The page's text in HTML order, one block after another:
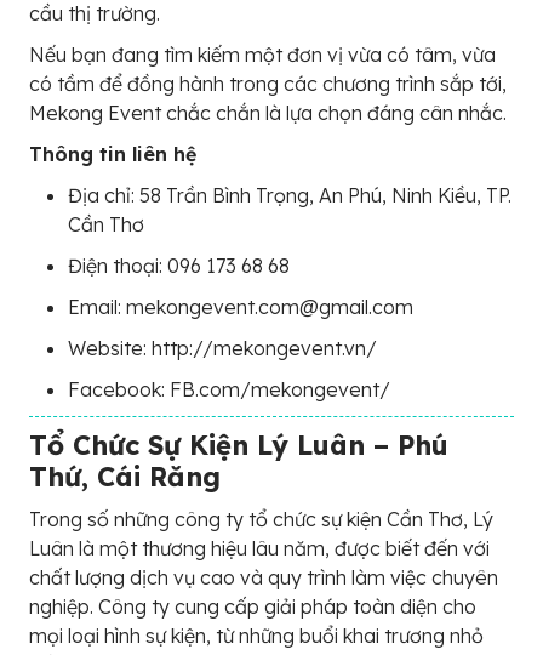
cầu thị trường.
Nếu bạn đang tìm kiếm một đơn vị vừa có tâm, vừa
có tầm để đồng hành trong các chương trình sắp tới,
Mekong Event chắc chắn là lựa chọn đáng cân nhắc.
Thông tin liên hệ
Địa chỉ: 58 Trần Bình Trọng, An Phú, Ninh Kiều, TP.
Cần Thơ
Điện thoại: 096 173 68 68
Email: mekongevent.com@gmail.com
Website: http://mekongevent.vn/
Facebook: FB.com/mekongevent/
Tổ Chức Sự Kiện Lý Luân – Phú
Thứ, Cái Răng
Trong số những công ty tổ chức sự kiện Cần Thơ, Lý
Luân là một thương hiệu lâu năm, được biết đến với
chất lượng dịch vụ cao và quy trình làm việc chuyên
nghiệp. Công ty cung cấp giải pháp toàn diện cho
mọi loại hình sự kiện, từ những buổi khai trương nhỏ